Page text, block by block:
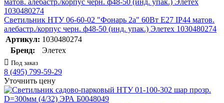
Светильник НТУ 06-60-02 "Фонарь 2а" 60Вт E27 IP44 матов.
алебастр./корпус черн. ф48-50 (инд. упак.) Элетех 1030480274
Артикул: 1030480274
Бренд:
Элетех
Под заказ
8 (495) 799-59-29
Уточнить цену